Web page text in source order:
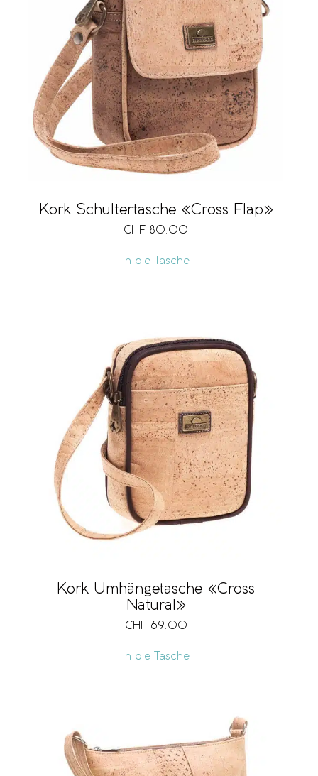
Kork Schultertasche «Cross Flap»
CHF 80.00
In die Tasche
Kork Umhängetasche «Cross
Natural»
CHF 69.00
In die Tasche